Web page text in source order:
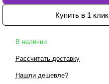
Купить в 1 клик
В наличии
Рассчитать доставку
Нашли дешевле?